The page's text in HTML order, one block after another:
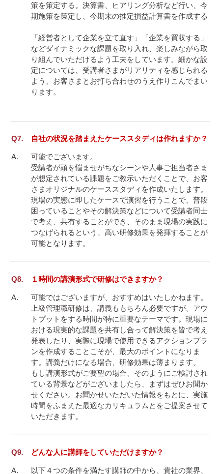
策を策定する。決算書、ヒアリング分析など行い、今
期施策を策定し、今期末の推定損益計算書を作成する
「経営者として企業を立て直す」「企業を買収する」
などダイナミックな課題を取り入れ、楽しみながら取
り組んでいただけるよう工夫をしています。細かな設
定については、受講者さまがリアリティを感じられる
よう、お客さまとお打ち合わせのうえ作りこんでまい
ります。
自社の状況を踏まえたケーススタディは作れますか？
可能でございます。
受講者が頭を悩ませがちなシーンや人事ご担当者さま
が想定されている課題をご教示いただくことで、お客
さまオリジナルのケーススタディを作成いたします。
現場の実態に即したケースで演習を行うことで、普段
困っていることやその解決策などについて受講者同士
で考え、共有することができ、そのまま現場の実践に
つなげられるという、高い研修効果を発揮することが
可能となります。
１時間の講演形式で研修はできますか？
可能ではございますが、おすすめはいたしかねます。
上級管理職研修は、講義ももちろん必要ですが、アウ
トプットをする時間が特に重要なテーマです。現場に
おける現実的な課題を共有し合って解決策を皆で考え
発表したり、実際に現場で使用できるアクションプラ
ンを作成することこそが、最大のポイントになりま
す。講義だけになる場合、研修効果は薄まります。
もし講演形式がご要望の場合、そのようにご検討され
ている背景などがございましたら、まずはぜひお聞か
せください。お聞かせいただいた情報をもとに、実施
時間をふまえた最適なカリキュラムとをご提案させて
どんな人に講師をしていただけますか？
以下４つの条件を満たす講師の中から、貴社の業界、